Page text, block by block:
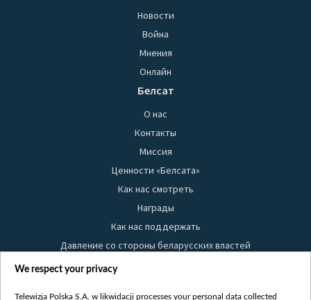
Новости
Война
Мнения
Онлайн
Белсат
О нас
Контакты
Миссия
Ценности «Белсата»
Как нас смотреть
Награды
Как нас поддержать
Давление со стороны беларусских властей
Правила использования материалов
We respect your privacy
Telewizja Polska S.A. w likwidacji processes your personal data collected